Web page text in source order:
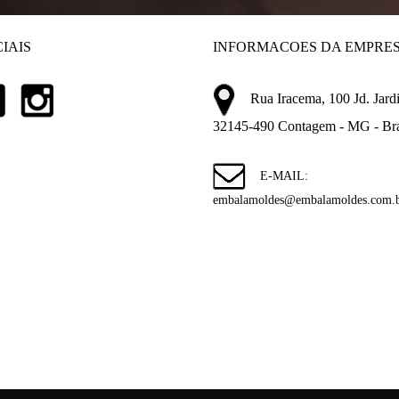
INFORMACOES DA
Rua Iracema, 100 Jd.
32145-490 Contagem - MG -
E-MAIL: